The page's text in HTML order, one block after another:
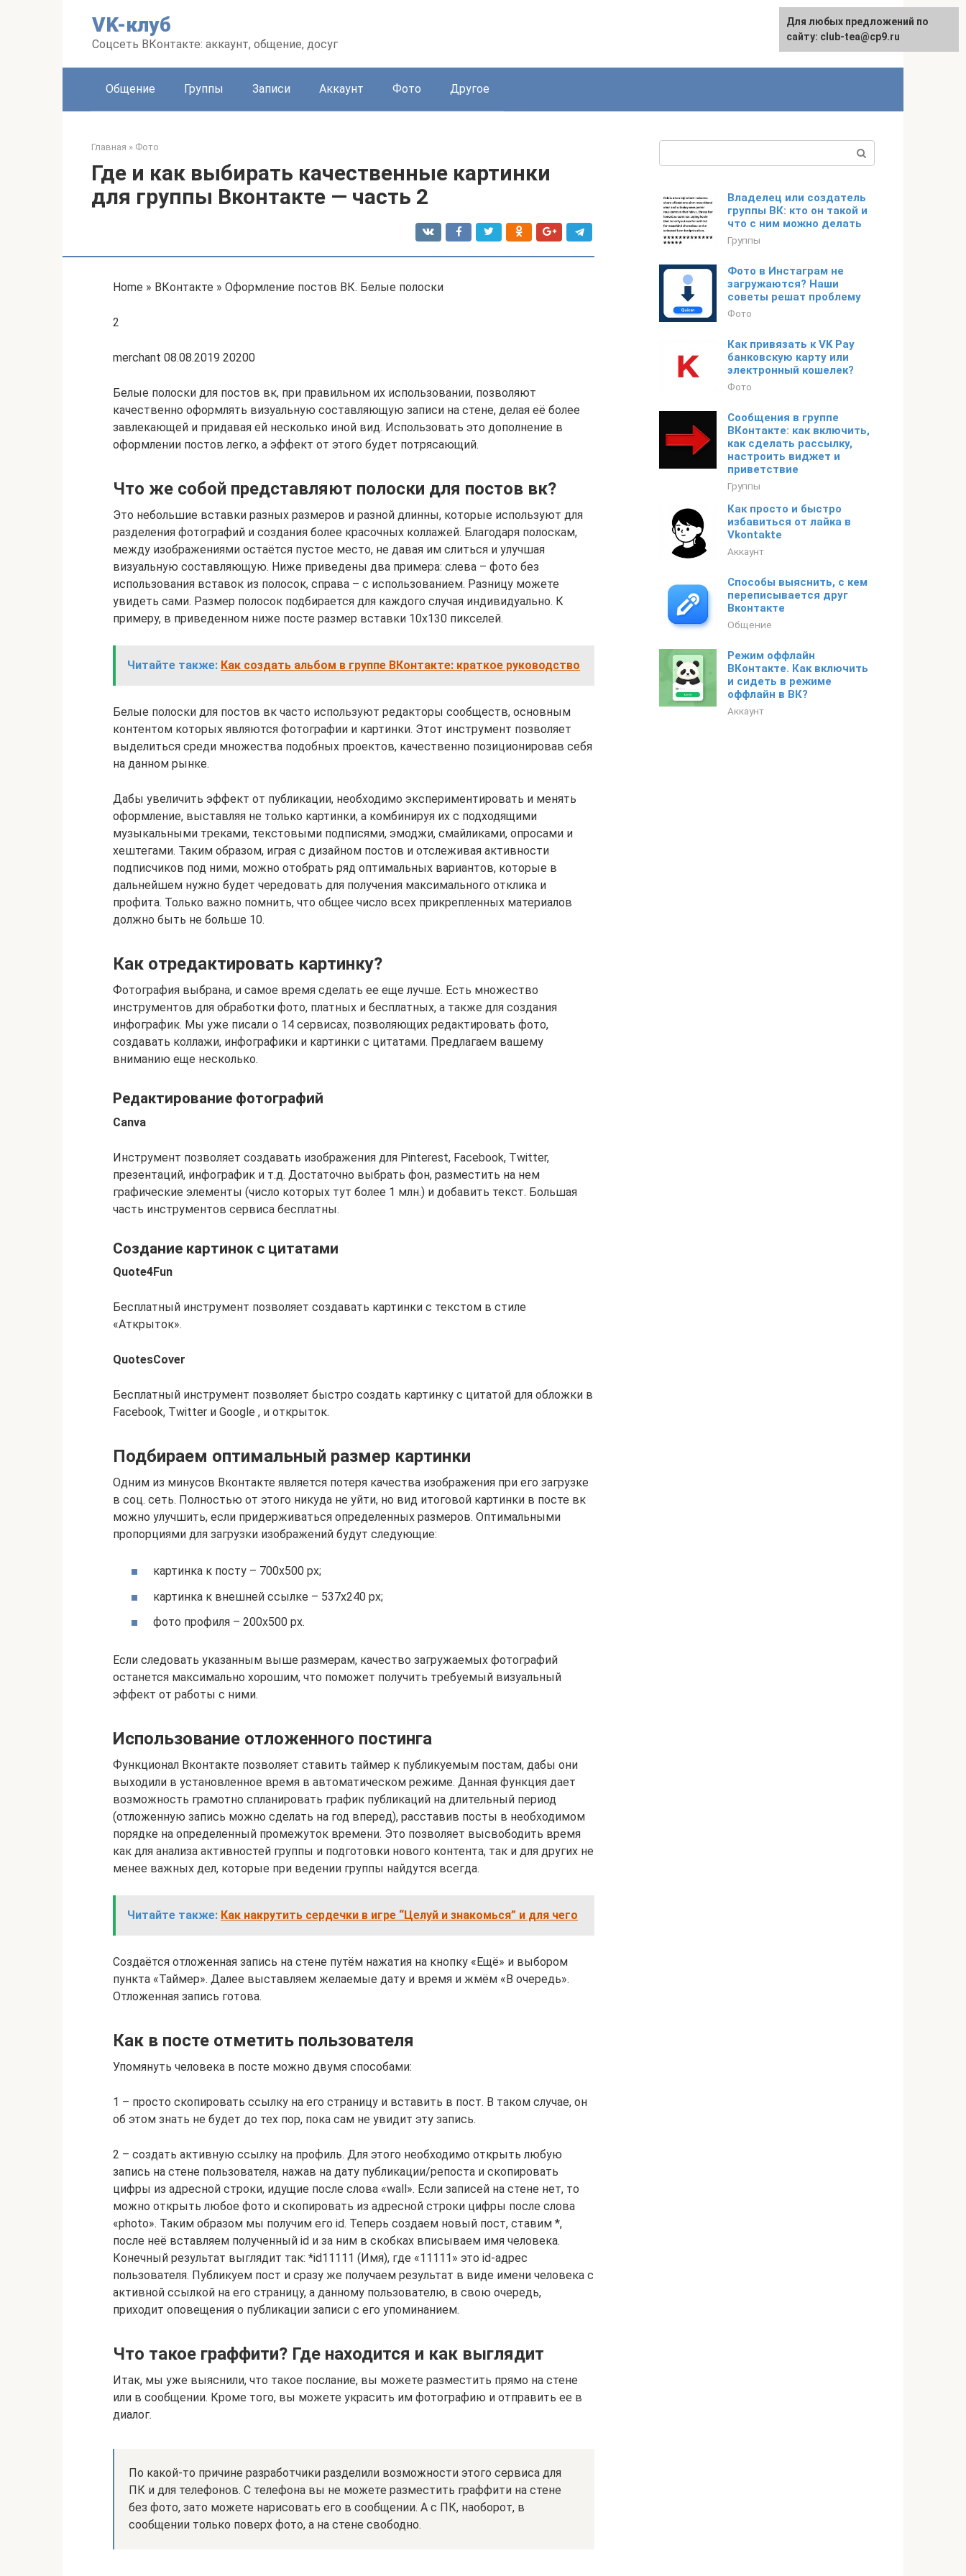
VK-клуб
Соцсеть ВКонтакте: аккаунт, общение, досуг
Общение Группы Записи Аккаунт Фото Другое
Главная » Фото
Где и как выбирать качественные картинки
для группы Вконтакте — часть 2
Home » ВКонтакте » Оформление постов ВК. Белые полоски
2
merchant 08.08.2019 20200
Белые полоски для постов вк, при правильном их использовании, позволяют
качественно оформлять визуальную составляющую записи на стене, делая её более
завлекающей и придавая ей несколько иной вид. Использовать это дополнение в
оформлении постов легко, а эффект от этого будет потрясающий.
Что же собой представляют полоски для постов вк?
Это небольшие вставки разных размеров и разной длинны, которые используют для
разделения фотографий и создания более красочных коллажей. Благодаря полоскам,
между изображениями остаётся пустое место, не давая им слиться и улучшая
визуальную составляющую. Ниже приведены два примера: слева – фото без
использования вставок из полосок, справа – с использованием. Разницу можете
увидеть сами. Размер полосок подбирается для каждого случая индивидуально. К
примеру, в приведенном ниже посте размер вставки 10х130 пикселей.
Читайте также: Как создать альбом в группе ВКонтакте: краткое руководство
Белые полоски для постов вк часто используют редакторы сообществ, основным
контентом которых являются фотографии и картинки. Этот инструмент позволяет
выделиться среди множества подобных проектов, качественно позиционировав себя
на данном рынке.
Дабы увеличить эффект от публикации, необходимо экспериментировать и менять
оформление, выставляя не только картинки, а комбинируя их с подходящими
музыкальными треками, текстовыми подписями, эмоджи, смайликами, опросами и
хештегами. Таким образом, играя с дизайном постов и отслеживая активности
подписчиков под ними, можно отобрать ряд оптимальных вариантов, которые в
дальнейшем нужно будет чередовать для получения максимального отклика и
профита. Только важно помнить, что общее число всех прикрепленных материалов
должно быть не больше 10.
Как отредактировать картинку?
Фотография выбрана, и самое время сделать ее еще лучше. Есть множество
инструментов для обработки фото, платных и бесплатных, а также для создания
инфографик. Мы уже писали о 14 сервисах, позволяющих редактировать фото,
создавать коллажи, инфографики и картинки с цитатами. Предлагаем вашему
вниманию еще несколько.
Редактирование фотографий
Canva
Инструмент позволяет создавать изображения для Pinterest, Facebook, Twitter,
презентаций, инфографик и т.д. Достаточно выбрать фон, разместить на нем
графические элементы (число которых тут более 1 млн.) и добавить текст. Большая
часть инструментов сервиса бесплатны.
Создание картинок с цитатами
Quote4Fun
Бесплатный инструмент позволяет создавать картинки с текстом в стиле
«Аткрыток».
QuotesCover
Бесплатный инструмент позволяет быстро создать картинку с цитатой для обложки в
Facebook, Twitter и Google , и открыток.
Подбираем оптимальный размер картинки
Одним из минусов Вконтакте является потеря качества изображения при его загрузке
в соц. сеть. Полностью от этого никуда не уйти, но вид итоговой картинки в посте вк
можно улучшить, если придерживаться определенных размеров. Оптимальными
пропорциями для загрузки изображений будут следующие:
картинка к посту – 700х500 px;
картинка к внешней ссылке – 537х240 px;
фото профиля – 200х500 px.
Если следовать указанным выше размерам, качество загружаемых фотографий
останется максимально хорошим, что поможет получить требуемый визуальный
эффект от работы с ними.
Использование отложенного постинга
Функционал Вконтакте позволяет ставить таймер к публикуемым постам, дабы они
выходили в установленное время в автоматическом режиме. Данная функция дает
возможность грамотно спланировать график публикаций на длительный период
(отложенную запись можно сделать на год вперед), расставив посты в необходимом
порядке на определенный промежуток времени. Это позволяет высвободить время
как для анализа активностей группы и подготовки нового контента, так и для других не
менее важных дел, которые при ведении группы найдутся всегда.
Читайте также: Как накрутить сердечки в игре “Целуй и знакомься” и для чего
Создаётся отложенная запись на стене путём нажатия на кнопку «Ещё» и выбором
пункта «Таймер». Далее выставляем желаемые дату и время и жмём «В очередь».
Отложенная запись готова.
Как в посте отметить пользователя
Упомянуть человека в посте можно двумя способами:
1 – просто скопировать ссылку на его страницу и вставить в пост. В таком случае, он
об этом знать не будет до тех пор, пока сам не увидит эту запись.
2 – создать активную ссылку на профиль. Для этого необходимо открыть любую
запись на стене пользователя, нажав на дату публикации/репоста и скопировать
цифры из адресной строки, идущие после слова «wall». Если записей на стене нет, то
можно открыть любое фото и скопировать из адресной строки цифры после слова
«photo». Таким образом мы получим его id. Теперь создаем новый пост, ставим *,
после неё вставляем полученный id и за ним в скобках вписываем имя человека.
Конечный результат выглядит так: *id11111 (Имя), где «11111» это id-адрес
пользователя. Публикуем пост и сразу же получаем результат в виде имени человека с
активной ссылкой на его страницу, а данному пользователю, в свою очередь,
приходит оповещения о публикации записи с его упоминанием.
Что такое граффити? Где находится и как выглядит
Итак, мы уже выяснили, что такое послание, вы можете разместить прямо на стене
или в сообщении. Кроме того, вы можете украсить им фотографию и отправить ее в
диалог.
По какой-то причине разработчики разделили возможности этого сервиса для
ПК и для телефонов. С телефона вы не можете разместить граффити на стене
без фото, зато можете нарисовать его в сообщении. А с ПК, наоборот, в
сообщении только поверх фото, а на стене свободно.
Владелец или создатель
группы ВК: кто он такой и
что с ним можно делать
Группы
Фото в Инстаграм не
загружаются? Наши
советы решат проблему
Фото
Как привязать к VK Pay
банковскую карту или
электронный кошелек?
Фото
Сообщения в группе
ВКонтакте: как включить,
как сделать рассылку,
настроить виджет и
приветствие
Группы
Как просто и быстро
избавиться от лайка в
Vkontakte
Аккаунт
Способы выяснить, с кем
переписывается друг
Вконтакте
Общение
Режим оффлайн
ВКонтакте. Как включить
и сидеть в режиме
оффлайн в ВК?
Аккаунт
Для любых предложений по
сайту: club-tea@cp9.ru